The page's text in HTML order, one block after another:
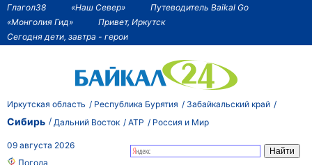
Глагол38 «Наш Север»
Путеводитель Baikal Go
«Монголия Гид»
Привет, Иркутск
Сегодня дети, завтра - герои
Иркутская область Республика Бурятия Забайкальский край
Сибирь Дальний Восток АТР Россия и Мир
09 августа 2026
Погода